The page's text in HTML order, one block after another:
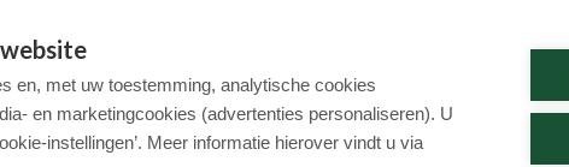
en, met uw toestemming, analytische cookies
en marketingcookies (advertenties personaliseren). U
instellingen’. Meer informatie hierover vindt u via